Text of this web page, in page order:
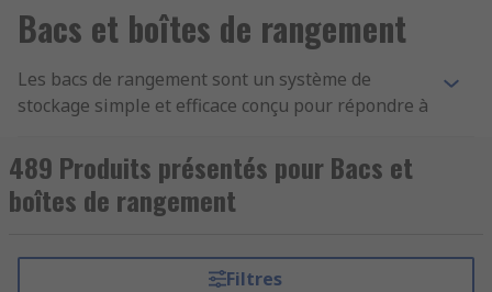
Bacs et boîtes de rangement
Les bacs de rangement sont un système de
stockage simple et efficace conçu pour répondre à
solutions compactes dans chaque environnement
et une grande flexibilité, ainsi il est donc possible
de porter ou de faire rouler les caisses de
489 Produits présentés pour Bacs et
boîtes de rangement
Filtres